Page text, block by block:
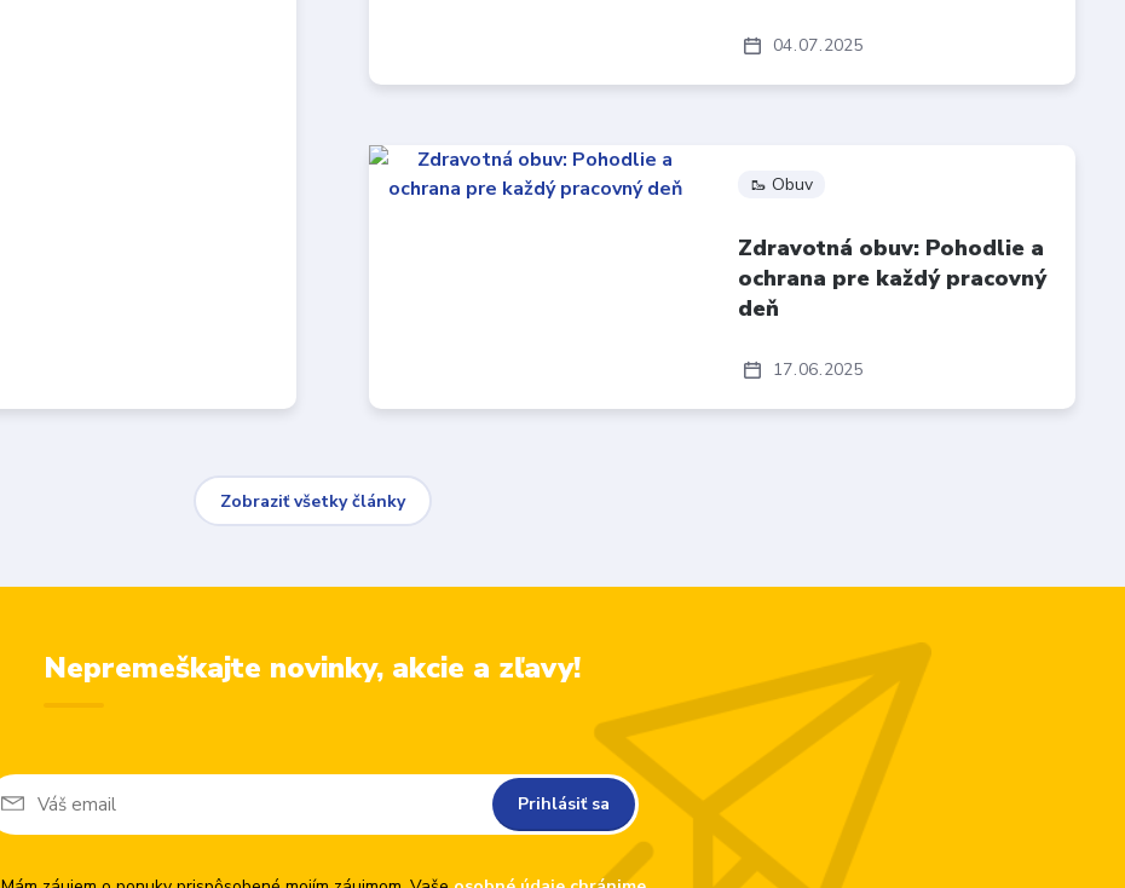
04 07 2025
17 06 2025
🥾 Obuv
Zdravotná obuv: Pohodlie a
ochrana pre každý pracovný
deň
Zobraziť všetky články
Nepremeškajte novinky, akcie a zľavy!
Prihlásiť sa